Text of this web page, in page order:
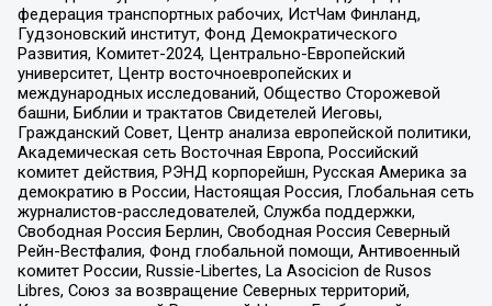
федерация транспортных рабочих, ИстЧам Финланд,
Гудзоновский институт, Фонд Демократического
Развития, Комитет-2024, Центрально-Европейский
университет, Центр восточноевропейских и
международных исследований, Общество Сторожевой
башни, Библии и трактатов Свидетелей Иеговы,
Гражданский Совет, Центр анализа европейской политики,
Академическая сеть Восточная Европа, Российский
комитет действия, РЭНД корпорейшн, Русская Америка за
демократию в России, Настоящая Россия, Глобальная сеть
журналистов-расследователей, Служба поддержки,
Свободная Россия Берлин, Свободная Россия Северный
Рейн-Вестфалия, Фонд глобальной помощи, Антивоенный
комитет России, Russie-Libertes, La Asocicion de Rusos
Libres, Союз за возвращение Северных территорий,